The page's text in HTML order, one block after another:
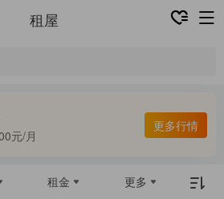
租屋
元/月
更多行情
租金 更多